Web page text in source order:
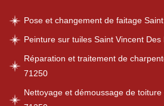
Pose et changement de faitage
Peinture sur tuiles Saint Vincent Des
Réparation et traitement de
71250
Nettoyage et démoussage de